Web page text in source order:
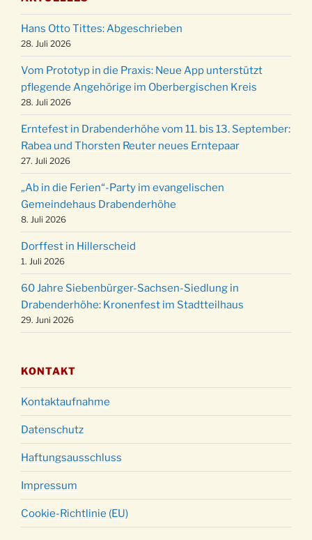
03.12.
Adventsfeier des Frauenvereins im Ev.
Gemeindehaus um 19:00 Uhr
11.12.
Puer-Natus weihnachtliches Brauchtum am
Robert-Gassner-Hof um 17:00 Uhr
19.12.
Kinderbibeltag im Ev. Gemeindehaus von 10-
12 Uhr
20.12.
Weihnachts-Konzert des Honterus Chors in
der Kirche um 17:00 Uhr
24.12.
Familiengottesdienst mit Krippenspiel im Ev.
Gemeindehaus um 15:00 Uhr
24.12. Familiengottesdienst in der FeG um 16 Uhr
24.12.
15:00 Uhr
24.12.
Weihnachtsgottesdienst in der Kirche um
18:00 Uhr
24.12.
Christmette mit der ev. Jugend in der Kirche
um 23:00 Uhr
18:00 Uhr
Hans Otto Tittes: Abgeschrieben
28. Juli 2026
Vom Prototyp in die Praxis: Neue App unterstützt
pflegende Angehörige im Oberbergischen Kreis
28. Juli 2026
Erntefest in Drabenderhöhe vom 11. bis 13. September:
Rabea und Thorsten Reuter neues Erntepaar
27. Juli 2026
„Ab in die Ferien“-Party im evangelischen
Gemeindehaus Drabenderhöhe
8. Juli 2026
Dorffest in Hillerscheid
1. Juli 2026
60 Jahre Siebenbürger-Sachsen-Siedlung in
Drabenderhöhe: Kronenfest im Stadtteilhaus
29. Juni 2026
KONTAKT
Kontaktaufnahme
Datenschutz
Haftungsausschluss
Impressum
Cookie-Richtlinie (EU)